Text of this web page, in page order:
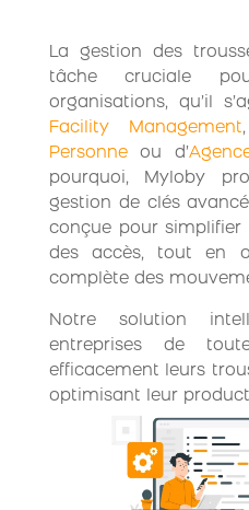
La gestion des
tâche cruciale
organisations, qu’il
Facility Management
Personneou d’
pourquoi, Myloby
gestion de clés
conçue pour simplifier
des accès, tout en
complète des
Notre solution
entreprises de
efficacement leurs
optimisant leur